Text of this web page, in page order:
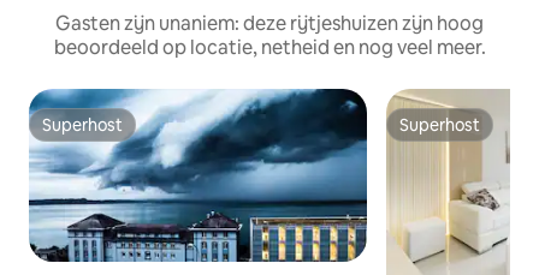
Gasten zijn unaniem: deze rijtjeshuizen zijn hoog
beoordeeld op locatie, netheid en nog veel meer.
Superhost
Superhost Superhost
Superhost